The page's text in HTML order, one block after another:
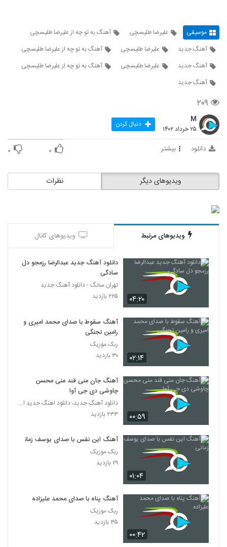
موسیقی علیرضا طلیسچی
آهنگ به تو چه از علیرضا طلیسچی
آهنگ جدید
علیرضا طلیسچی
آهنگ به تو چه از علیرضا طلیسچی
آهنگ جدید
علیرضا طلیسچی
آهنگ به تو چه از علیرضا طلیسچی
آهنگ جدید
۲۰۹
M
۲۵ خرداد ۱۴۰۲ دنبال کردن
دانلود بیشتر ۰ ۰
نظرات ویدیوهای دیگر
ویدیوهای مرتبط ویدیوهای کانال
۰۴:۲۰
دانلود آهنگ جدید عبدالرضا رزمجو دل
سادگی
تهران سانگ - دانلود آهنگ جدید
۲۲۵ بازدید
۰۲:۱۴
آهنگ سقوط با صدای محمد امیری و
رامین تجنگی
ربک موزیک
۳۰ بازدید
۰۰:۵۹
آهنگ جان منی قند منی محسن
چاوشی دی جی آوا
دانلود آهنگ جدید، دانلود اهنگ جدید ایرانی
۲۳۳ بازدید
۰۱:۰۴
آهنگ این نفس با صدای یوسف زمانی
ربک موزیک
۲۹ بازدید
۰۰:۴۲
آهنگ پناه با صدای محمد علیزاده
ربک موزیک
۳۵ بازدید